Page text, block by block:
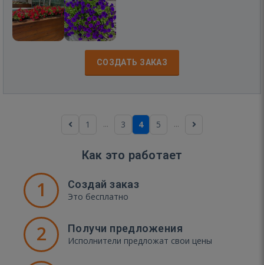
СОЗДАТЬ ЗАКАЗ
1 ... 3 4 5 ...
Как это работает
1 Создай заказ
Это бесплатно
2 Получи предложения
Исполнители предложат свои цены